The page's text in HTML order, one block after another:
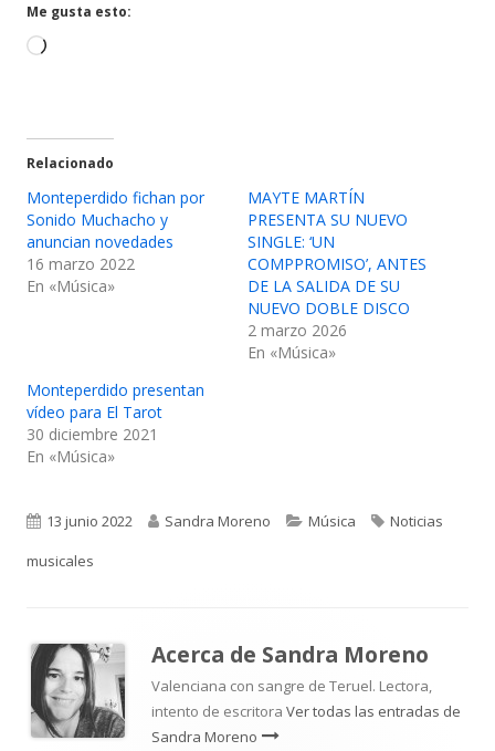
Me gusta esto:
Cargando...
Relacionado
Monteperdido fichan por
Sonido Muchacho y
anuncian novedades
16 marzo 2022
En «Música»
MAYTE MARTÍN
PRESENTA SU NUEVO
SINGLE: ‘UN
COMPPROMISO’, ANTES
DE LA SALIDA DE SU
NUEVO DOBLE DISCO
2 marzo 2026
En «Música»
Monteperdido presentan
vídeo para El Tarot
30 diciembre 2021
En «Música»
Publicado
el
13 junio 2022 Autor
Sandra Moreno Categorías
Música Etiquetas
Noticias
musicales
Acerca de Sandra Moreno
Valenciana con sangre de Teruel. Lectora,
intento de escritora Ver todas las entradas de
Sandra Moreno